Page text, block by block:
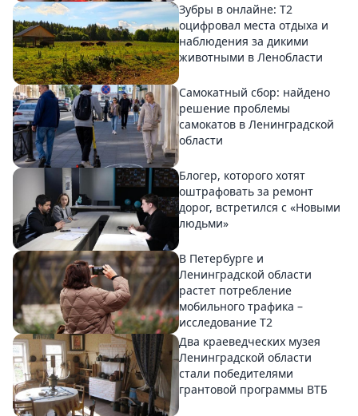
Зубры в онлайне: Т2
оцифровал места отдыха и
наблюдения за дикими
животными в Ленобласти
Самокатный сбор: найдено
решение проблемы
самокатов в Ленинградской
области
Блогер, которого хотят
оштрафовать за ремонт
дорог, встретился с «Новыми
людьми»
В Петербурге и
Ленинградской области
растет потребление
мобильного трафика –
исследование T2
Два краеведческих музея
Ленинградской области
стали победителями
грантовой программы ВТБ